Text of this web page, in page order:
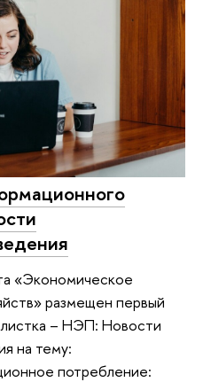
«Экономическое
размещен первый
– НЭП: Новости
на тему:
потребление: